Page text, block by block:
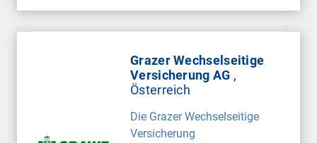
Grazer Wechselseitige
Versicherung AG ,
Österreich
Die Grazer Wechselseitige
Versicherung